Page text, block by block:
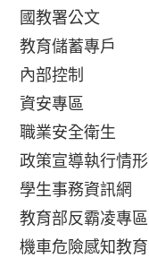
國教署公文
教育儲蓄專戶
內部控制
資安專區
職業安全衛生
政策宣導執行情形
學生事務資訊網
教育部反霸凌專區
機車危險感知教育